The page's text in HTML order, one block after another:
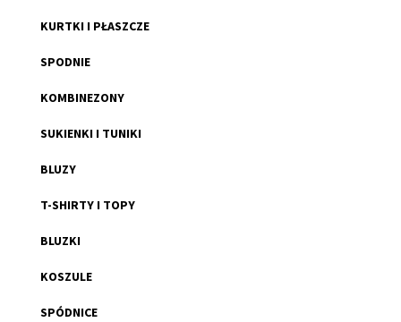
KURTKI I PŁASZCZE
SPODNIE
KOMBINEZONY
SUKIENKI I TUNIKI
BLUZY
T-SHIRTY I TOPY
BLUZKI
KOSZULE
SPÓDNICE